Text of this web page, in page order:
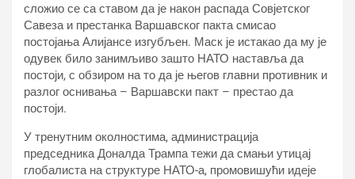
сложио се са ставом да је након распада Совјетског
Савеза и престанка Варшавског пакта смисао
постојања Алијансе изгубљен. Маск је истакао да му је
одувек било занимљиво зашто НАТО наставља да
постоји, с обзиром на то да је његов главни противник и
разлог оснивања – Варшавски пакт – престао да
постоји.
У тренутним околностима, администрација
председника Доналда Трампа тежи да смањи утицај
глобалиста на структуре НАТО-а, промовишући идеје